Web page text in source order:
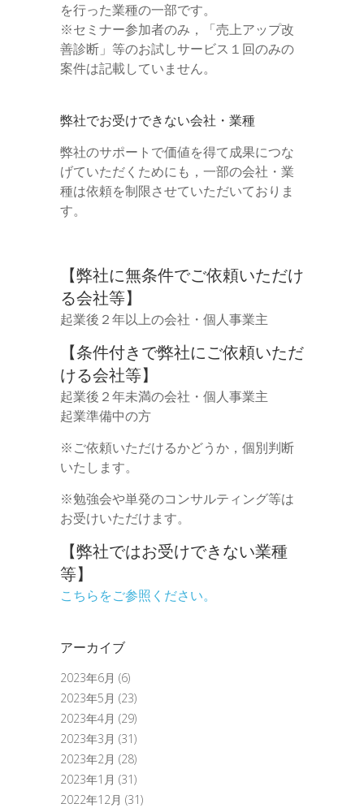
を行った業種の一部です。
※セミナー参加者のみ，「売上アップ改
善診断」等のお試しサービス１回のみの
案件は記載していません。
弊社でお受けできない会社・業種
弊社のサポートで価値を得て成果につな
げていただくためにも，一部の会社・業
種は依頼を制限させていただいておりま
す。
【弊社に無条件でご依頼いただけ
る会社等】
起業後２年以上の会社・個人事業主
【条件付きで弊社にご依頼いただ
ける会社等】
起業後２年未満の会社・個人事業主
起業準備中の方
※ご依頼いただけるかどうか，個別判断
いたします。
※勉強会や単発のコンサルティング等は
お受けいただけます。
【弊社ではお受けできない業種
等】
こちらをご参照ください。
アーカイブ
2023年6月 (6)
2023年5月 (23)
2023年4月 (29)
2023年3月 (31)
2023年2月 (28)
2023年1月 (31)
2022年12月 (31)